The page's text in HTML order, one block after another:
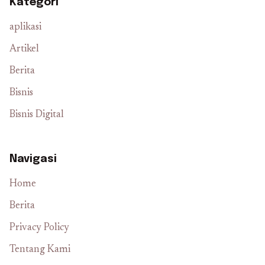
aplikasi
Artikel
Berita
Bisnis
Bisnis Digital
Navigasi
Home
Berita
Privacy Policy
Tentang Kami